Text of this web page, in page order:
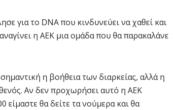
για το DNA που κινδυνεύει να χαθεί και
η ΑΕΚ μια ομάδα που θα παρακαλάνε
η βοήθεια των διαρκείας, αλλά η
Αν δεν προχωρήσει αυτό η ΑΕΚ
είμαστε θα δείτε τα νούμερα και θα